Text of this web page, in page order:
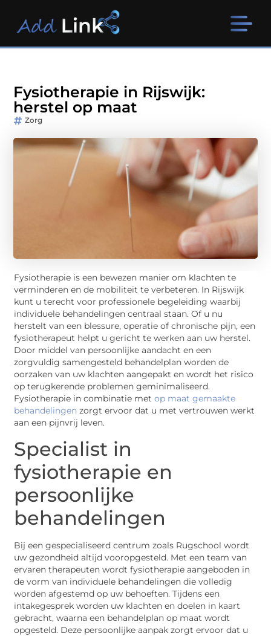
Fysiotherapie in Rijswijk:
herstel op maat
Zorg
Fysiotherapie is een bewezen manier om klachten te
verminderen en de mobiliteit te verbeteren. In Rijswijk
kunt u terecht voor professionele begeleiding waarbij
individuele behandelingen centraal staan. Of u nu
herstelt van een blessure, operatie of chronische pijn, een
fysiotherapeut helpt u gericht te werken aan uw herstel.
Door middel van persoonlijke aandacht en een
zorgvuldig samengesteld behandelplan worden de
oorzaken van uw klachten aangepakt en wordt het risico
op terugkerende problemen geminimaliseerd.
Fysiotherapie in combinatie metop maat gemaakte
behandelingen zorgt ervoor dat u met vertrouwen werkt
aan een pijnvrij leven.
Specialist in
fysiotherapie en
persoonlijke
behandelingen
Bij een gespecialiseerd centrum zoals Rugschool wordt
uw gezondheid altijd vooropgesteld. Met een team van
ervaren therapeuten wordt fysiotherapie aangeboden in
de vorm van individuele behandelingen die volledig
worden afgestemd op uw behoeften. Tijdens een
intakegesprek worden uw klachten en doelen in kaart
gebracht, waarna een behandelplan op maat wordt
opgesteld. Deze persoonlijke aanpak zorgt ervoor dat u